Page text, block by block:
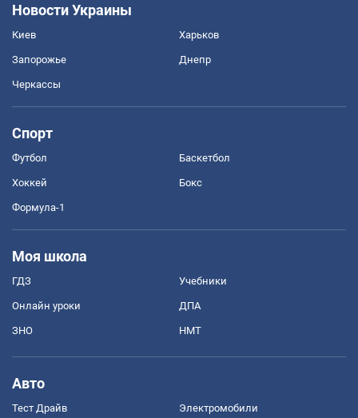
Новости Украины
Киев Харьков
Запорожье Днепр
Черкассы
Спорт
Футбол Баскетбол
Хоккей Бокс
Формула-1
Моя школа
ГДЗ Учебники
Онлайн уроки ДПА
ЗНО НМТ
Авто
Тест Драйв Электромобили